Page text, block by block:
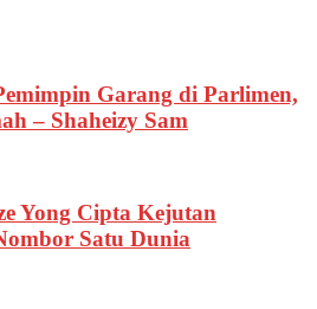
Garang di Parlimen,
– Shaheizy Sam
Yong Cipta Kejutan
Satu Dunia